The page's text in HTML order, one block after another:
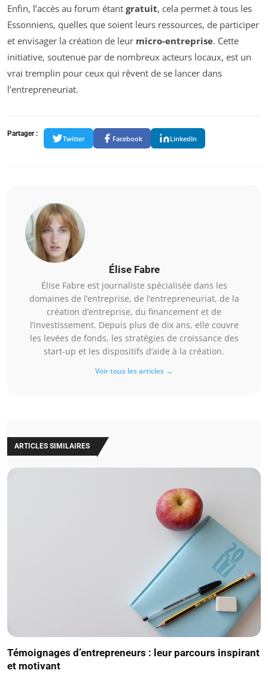
Enfin, l’accès au forum étant gratuit, cela permet à tous les
Essonniens, quelles que soient leurs ressources, de participer
et envisager la création de leur micro-entreprise. Cette
initiative, soutenue par de nombreux acteurs locaux, est un
vrai tremplin pour ceux qui rêvent de se lancer dans
l’entrepreneuriat.
Partager :
Twitter Facebook LinkedIn
Élise Fabre
Élise Fabre est journaliste spécialisée dans les
domaines de l’entreprise, de l’entrepreneuriat, de la
création d’entreprise, du financement et de
l’investissement. Depuis plus de dix ans, elle couvre
les levées de fonds, les stratégies de croissance des
start-up et les dispositifs d’aide à la création.
Voir tous les articles →
ARTICLES SIMILAIRES
Témoignages d’entrepreneurs : leur parcours inspirant
et motivant